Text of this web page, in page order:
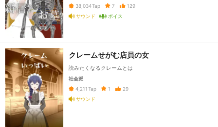
38,034Tap 7
129
サウンド
ボイス
クレームせがむ店員の女
読みたくなるクレームとは
社会派
4,211 Tap 1
29
サウンド